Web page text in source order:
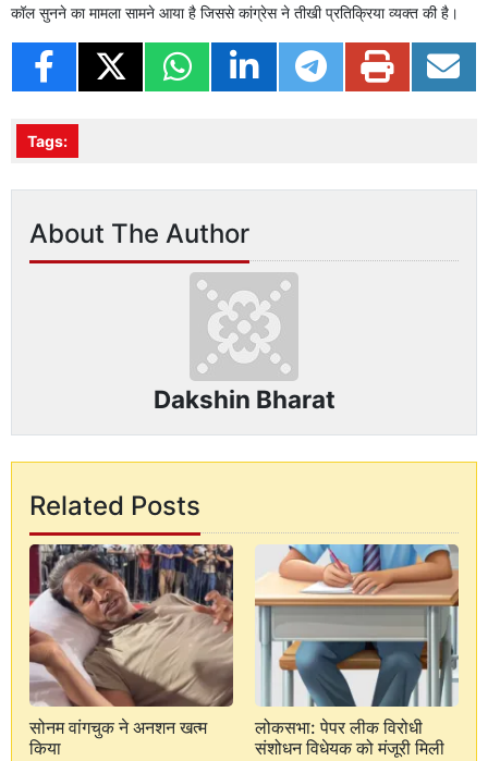
कॉल सुनने का मामला सामने आया है जिससे कांग्रेस ने तीखी प्रतिक्रिया व्यक्त की है।
Tags:
About The Author
Dakshin Bharat
Related Posts
सोनम वांगचुक ने अनशन खत्म
किया
लोकसभा: पेपर लीक विरोधी
संशोधन विधेयक को मंजूरी मिली